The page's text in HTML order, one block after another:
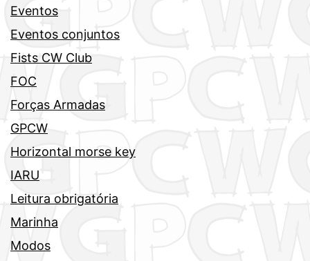
Eventos
Eventos conjuntos
Fists CW Club
FOC
Forças Armadas
GPCW
Horizontal morse key
IARU
Leitura obrigatória
Marinha
Modos